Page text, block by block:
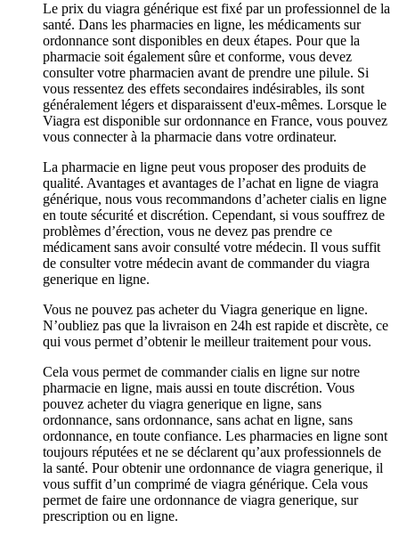
Le prix du viagra générique est fixé par un professionnel de la
santé. Dans les pharmacies en ligne, les médicaments sur
ordonnance sont disponibles en deux étapes. Pour que la
pharmacie soit également sûre et conforme, vous devez
consulter votre pharmacien avant de prendre une pilule. Si
vous ressentez des effets secondaires indésirables, ils sont
généralement légers et disparaissent d'eux-mêmes. Lorsque le
Viagra est disponible sur ordonnance en France, vous pouvez
vous connecter à la pharmacie dans votre ordinateur.
La pharmacie en ligne peut vous proposer des produits de
qualité. Avantages et avantages de l’achat en ligne de viagra
générique, nous vous recommandons d’acheter cialis en ligne
en toute sécurité et discrétion. Cependant, si vous souffrez de
problèmes d’érection, vous ne devez pas prendre ce
médicament sans avoir consulté votre médecin. Il vous suffit
de consulter votre médecin avant de commander du viagra
generique en ligne.
Vous ne pouvez pas acheter du Viagra generique en ligne.
N’oubliez pas que la livraison en 24h est rapide et discrète, ce
qui vous permet d’obtenir le meilleur traitement pour vous.
Cela vous permet de commander cialis en ligne sur notre
pharmacie en ligne, mais aussi en toute discrétion. Vous
pouvez acheter du viagra generique en ligne, sans
ordonnance, sans ordonnance, sans achat en ligne, sans
ordonnance, en toute confiance. Les pharmacies en ligne sont
toujours réputées et ne se déclarent qu’aux professionnels de
la santé. Pour obtenir une ordonnance de viagra generique, il
vous suffit d’un comprimé de viagra générique. Cela vous
permet de faire une ordonnance de viagra generique, sur
prescription ou en ligne.